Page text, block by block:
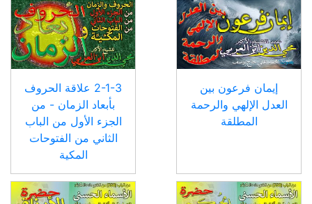
إيمان فرعون بين
العدل الإلهي والرحمة
المطلقة
2-1-3 علاقة الحروف
بأبعاد الزمان - من
الجزء الأول من الباب
الثاني من الفتوحات
المكية